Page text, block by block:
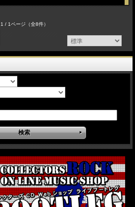
1 / 1ページ（全8件）